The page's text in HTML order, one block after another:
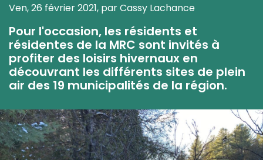
Ven, 26 février 2021, par Cassy Lachance
Pour l'occasion, les résidents et
résidentes de la MRC sont invités à
profiter des loisirs hivernaux en
découvrant les différents sites de plein
air des 19 municipalités de la région.